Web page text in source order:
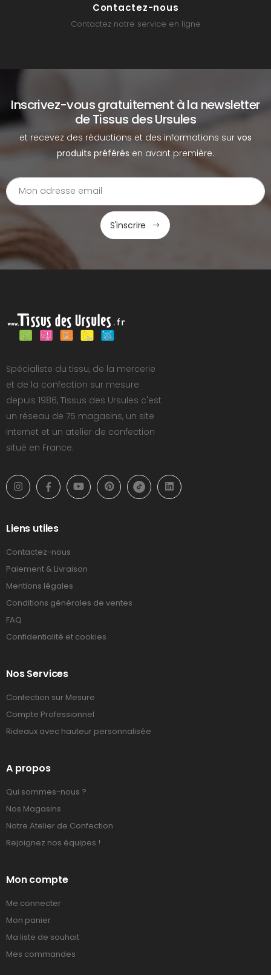
Contactez-nous
Contactez notre service en ligne
Inscrivez-vous gratuitement à la newsletter
de Tissus des Ursules
et recevez des réductions et des informations sur vos
produits préférés en avant première.
S'inscrire
Spécialiste du tissu, de la mercerie
et de la confection sur mesure
depuis 1986, Tissus des Ursules c'est
un réseau de 75 magasins, un site
Internet et un atelier de confection
situé en France.
Liens utiles
Contactez-nous
Paiement & Livraison
Mentions légales
Conditions générales de ventes
FAQ
Confidentialité et cookies
Nos Services
Confection sur Mesure
Compte Professionnel
Rideaux avec hauteur personnalisée
A propos
Qui sommes-nous ?
Nos Magasins
Notre Atelier de Confection
Rejoignez nos équipes !
Mon compte
Me connecter
Mon panier
Ma liste de souhait
Mes commandes